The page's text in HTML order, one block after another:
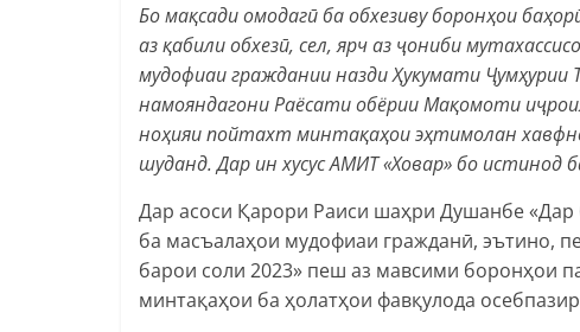
Бо мақсади омодагӣ ба обхезиву боронҳои
аз қабили обхезӣ, сел, ярч аз ҷониби
мудофиаи граждании назди Ҳукумати Ҷумҳурии
намояндагони Раёсати обёрии Мақомоти
ноҳияи пойтахт минтақаҳои эҳтимолан
шуданд. Дар ин хусус АМИТ«Ховар» бо истинод
Дар асоси Қарори Раиси шаҳри Душанбе
ба масъалаҳои мудофиаи гражданӣ, эътино,
барои соли 2023» пеш аз мавсими боронҳои
минтақаҳои ба ҳолатҳои фавқулода